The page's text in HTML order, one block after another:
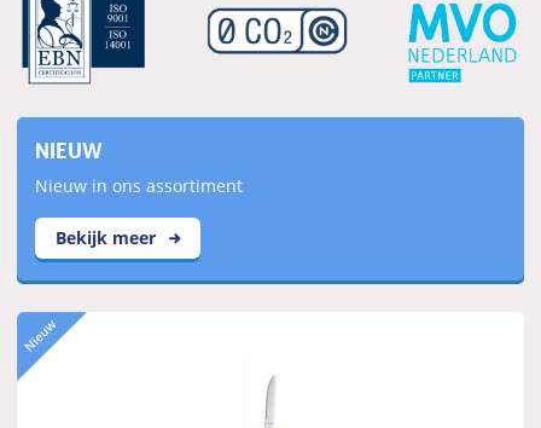
NIEUW
Nieuw in ons assortiment
Bekijk meer